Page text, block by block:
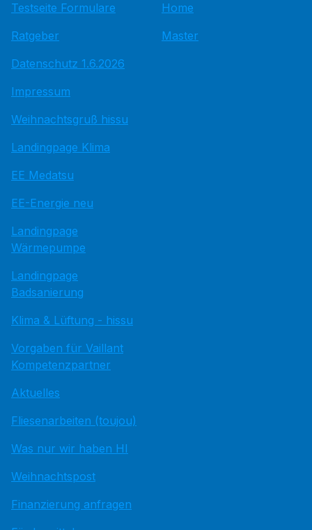
Testseite Formulare
Ratgeber
Datenschutz 1.6.2026
Impressum
Weihnachtsgruß hissu
Landingpage Klima
EE Medatsu
EE-Energie neu
Landingpage
Wärmepumpe
Landingpage
Badsanierung
Klima & Lüftung - hissu
Vorgaben für Vaillant
Kompetenzpartner
Aktuelles
Fliesenarbeiten (toujou)
Was nur wir haben HI
Weihnachtspost
Finanzierung anfragen
Home
Master